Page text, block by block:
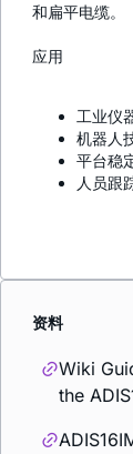
和扁平电缆。
应用
工业仪
机器人
平台稳
人员跟
资料
Wiki
the